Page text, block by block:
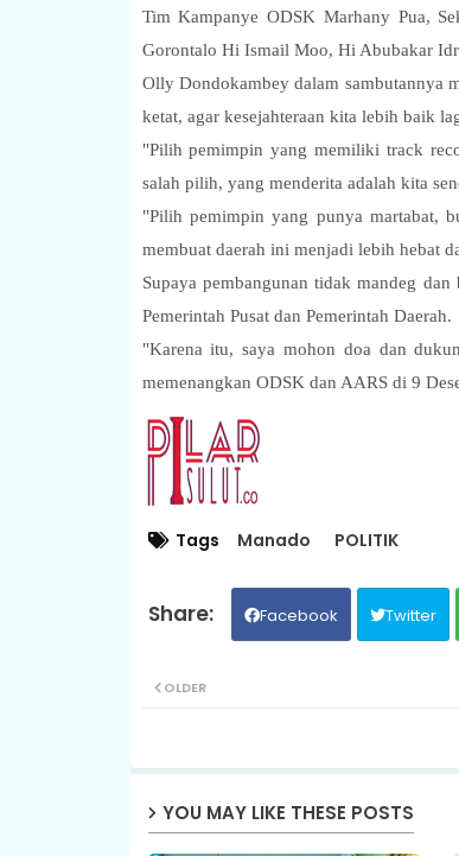
Tim Kampanye ODSK Marhany Pua,
Gorontalo Hi Ismail Moo, Hi Abubakar
Olly Dondokambey dalam sambutannya
ketat, agar kesejahteraan kita lebih baik
"Pilih pemimpin yang memiliki track
salah pilih, yang menderita adalah kita
"Pilih pemimpin yang punya martabat,
membuat daerah ini menjadi lebih hebat
Supaya pembangunan tidak mandeg
Pemerintah Pusat dan Pemerintah Daerah.
"Karena itu, saya mohon doa dan
memenangkan ODSK dan AARS di 9
Tags Manado POLITIK
Facebook Twitter
OLDER
YOU MAY LIKE THESE POSTS